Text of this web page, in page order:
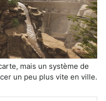
mais un système de
un peu plus vite en ville.